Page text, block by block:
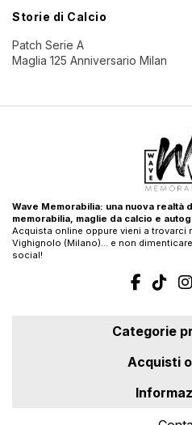
Storie di Calcio
Patch Serie A
Maglia 125 Anniversario Milan
Wave Memorabilia: una nuova realtà
memorabilia, maglie da calcio e
Acquista online oppure vieni a trovarci
Vighignolo (Milano)… e non
social!
Categorie
Acquisti